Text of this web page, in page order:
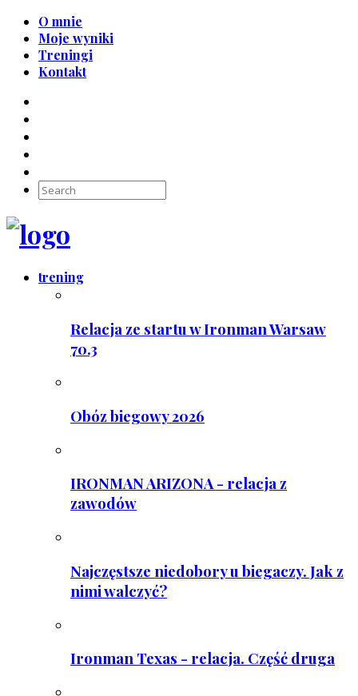
O mnie
Moje wyniki
Treningi
Kontakt
trening
Relacja ze startu w Ironman Warsaw
70.3
Obóz biegowy 2026
IRONMAN ARIZONA - relacja z
zawodów
Najczęstsze niedobory u biegaczy. Jak z
nimi walczyć?
Ironman Texas - relacja. Część druga